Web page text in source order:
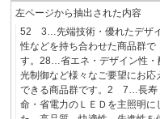
左ページから抽出された内容
52 3…先端技術・優れたデザ
性などを持ち合わせた商品群で
す。28…省エネ・デザイン性・
光制御など様々なご要望にお応
できる商品群です。2 7…長寿
命・省電力のＬＥＤを主照明に